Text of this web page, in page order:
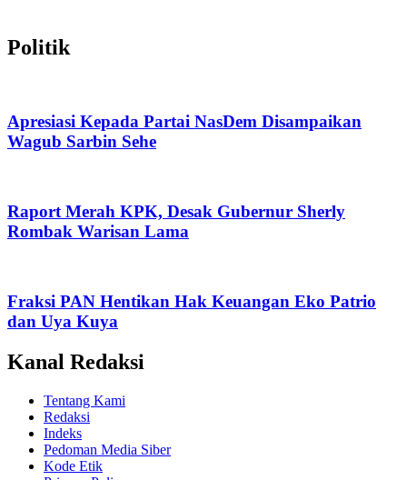
Politik
Apresiasi Kepada Partai NasDem Disampaikan
Wagub Sarbin Sehe
Raport Merah KPK, Desak Gubernur Sherly
Rombak Warisan Lama
Fraksi PAN Hentikan Hak Keuangan Eko Patrio
dan Uya Kuya
Kanal Redaksi
Tentang Kami
Redaksi
Indeks
Pedoman Media Siber
Kode Etik